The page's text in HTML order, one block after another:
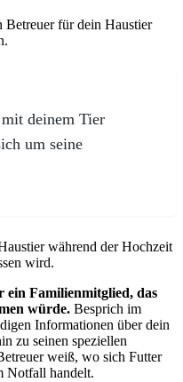
für dein Haustier
deinem Tier
um seine
während der Hochzeit
wird.
ein Familienmitglied, das
würde. Besprich im
Informationen über dein
zu seinen speziellen
weiß, wo sich Futter
Notfall handelt.